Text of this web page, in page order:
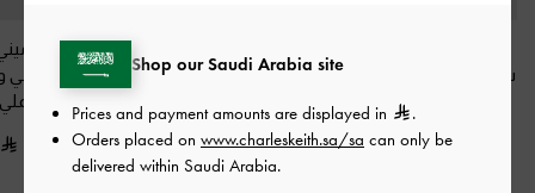
شمواه معاد التدوير
بيج
جوزة الطيب
475.00
بتصميم أنبوبي -تاوب
525.00
شنطة هوبو ميني
بمشبك معدني
بيج مخملي
425.00
Shop our Saudi Arabia site
Prices and payment amounts are displayed in
.
Orders placed on www.charleskeith.sa/sa can only be
delivered within Saudi Arabia.